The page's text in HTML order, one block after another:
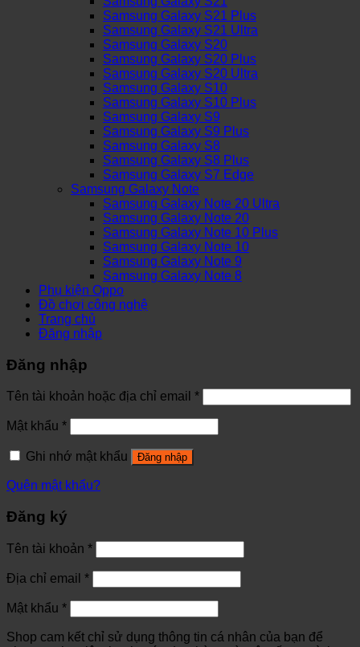
Samsung Galaxy S21 Plus
Samsung Galaxy S21 Ultra
Samsung Galaxy S20
Samsung Galaxy S20 Plus
Samsung Galaxy S20 Ultra
Samsung Galaxy S10
Samsung Galaxy S10 Plus
Samsung Galaxy S9
Samsung Galaxy S9 Plus
Samsung Galaxy S8
Samsung Galaxy S8 Plus
Samsung Galaxy S7 Edge
Samsung Galaxy Note
Samsung Galaxy Note 20 Ultra
Samsung Galaxy Note 20
Samsung Galaxy Note 10 Plus
Samsung Galaxy Note 10
Samsung Galaxy Note 9
Samsung Galaxy Note 8
Phụ kiện Oppo
Đồ chơi công nghệ
Trang chủ
Đăng nhập
Đăng nhập
Tên tài khoản hoặc địa chỉ email *
Mật khẩu *
Ghi nhớ mật khẩu Đăng nhập
Quên mật khẩu?
Đăng ký
Tên tài khoản *
Địa chỉ email *
Mật khẩu *
Shop cam kết chỉ sử dụng thông tin cá nhân của bạn để